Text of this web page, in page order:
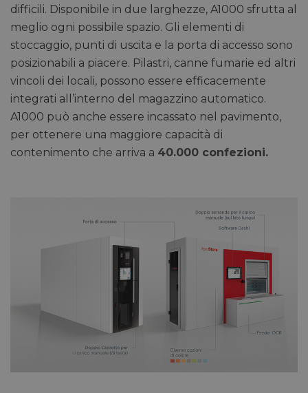
difficili. Disponibile in due larghezze, A1000 sfrutta al
meglio ogni possibile spazio. Gli elementi di
stoccaggio, punti di uscita e la porta di accesso sono
posizionabili a piacere. Pilastri, canne fumarie ed altri
vincoli dei locali, possono essere efficacemente
integrati all’interno del magazzino automatico.
A1000 può anche essere incassato nel pavimento,
per ottenere una maggiore capacità di
contenimento che arriva a 40.000 confezioni.